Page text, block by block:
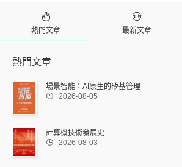

熱門文章

最新文章
熱門文章
場景智能：AI原生的矽基管理
 2026-08-05
計算機技術發展史
 2026-08-03